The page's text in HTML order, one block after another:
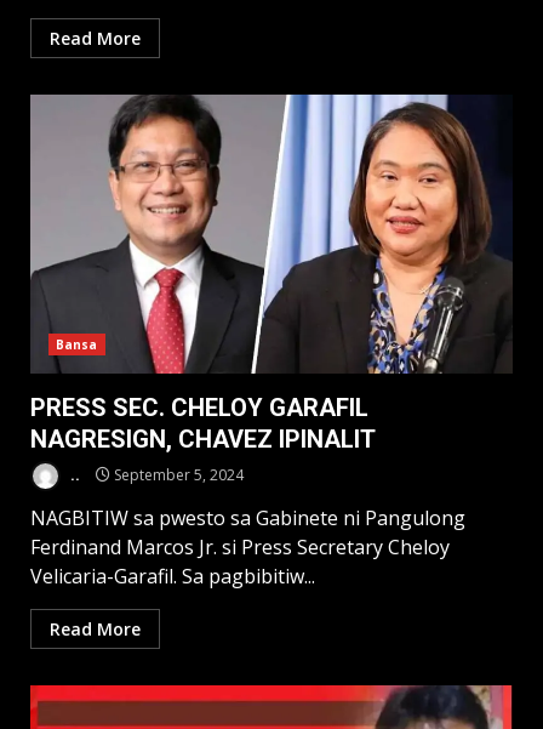
Read More
Bansa
PRESS SEC. CHELOY GARAFIL
NAGRESIGN, CHAVEZ IPINALIT
.. September 5, 2024
NAGBITIW sa pwesto sa Gabinete ni Pangulong
Ferdinand Marcos Jr. si Press Secretary Cheloy
Velicaria-Garafil. Sa pagbibitiw...
Read More